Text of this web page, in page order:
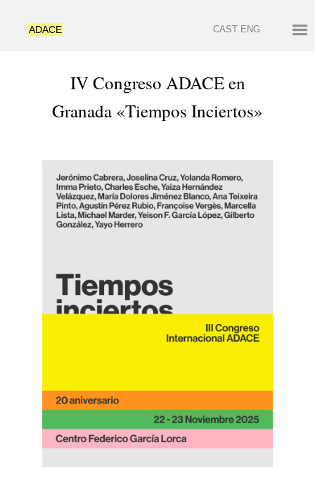
ADACE CAST ENG
IV Congreso ADACE en
Granada «Tiempos Inciertos»